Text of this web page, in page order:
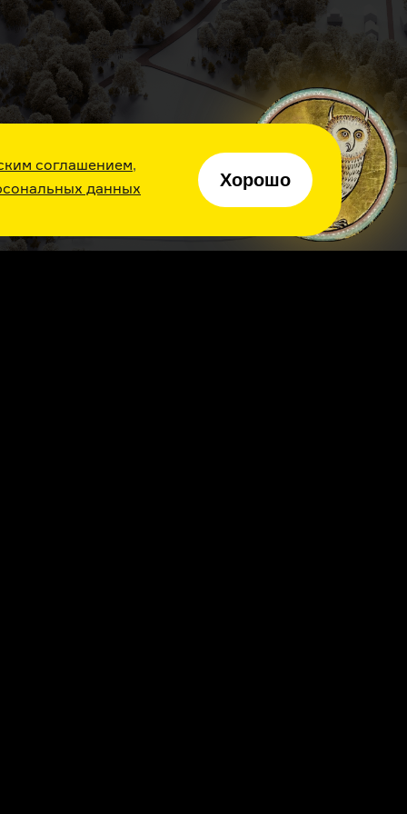
соглашением,
данных
Хорошо
25:48